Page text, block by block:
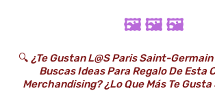
🖼️ 🖼️ 🖼️
🔍 ¿Te Gustan L@s Paris Saint-
Buscas Ideas Para Regalo De Esta
Merchandising? ¿Lo Que Más Te Gusta